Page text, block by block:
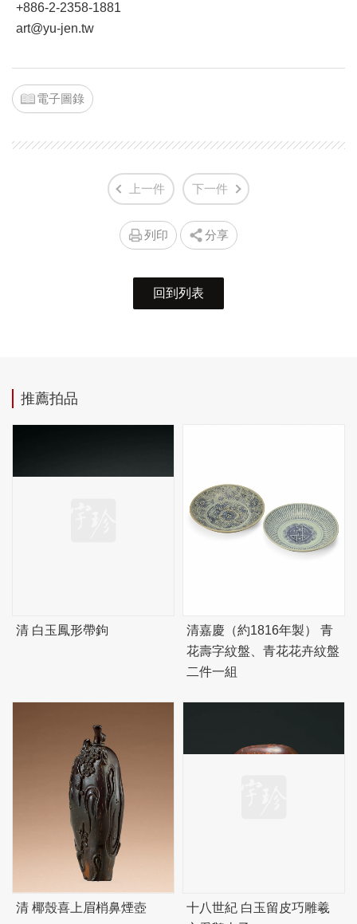
+886-2-2358-1881
art@yu-jen.tw
電子圖錄
上一件 下一件
列印 分享
回到列表
推薦拍品
清 白玉鳳形帶鉤
清嘉慶（約1816年製） 青
花壽字紋盤、青花花卉紋盤
二件一組
清 椰殼喜上眉梢鼻煙壺
十八世紀 白玉留皮巧雕羲